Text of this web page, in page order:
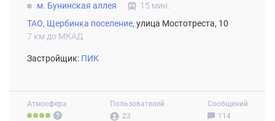
Атмосфера
Пользователей
23
Сообщений
114
м. Бунинская аллея
15 мин.
ТАО, Щербинка поселение, улица Мостотреста, 10
7 км до МКАД
Застройщик: ПИК